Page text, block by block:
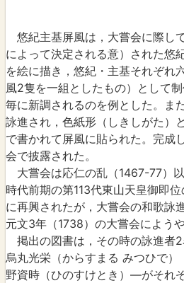
悠紀主基屏風は，大嘗会に際し
によって決定される意）された悠
を絵に描き，悠紀・主基それぞれ
風2隻を一組としたもの）として
毎に新調されるのを例とした。ま
詠進され，色紙形（しきしがた）
で書かれて屏風に貼られた。完成
会で披露された。
大嘗会は応仁の乱（1467-77）
時代前期の第113代東山天皇御即位
に再興されたが，大嘗会の和歌詠
元文3年（1738）の大嘗会にようや
掲出の図書は，その時の詠進者
烏丸光栄（からすまる みつひで）
野資時（ひのすけとき）―がそれ